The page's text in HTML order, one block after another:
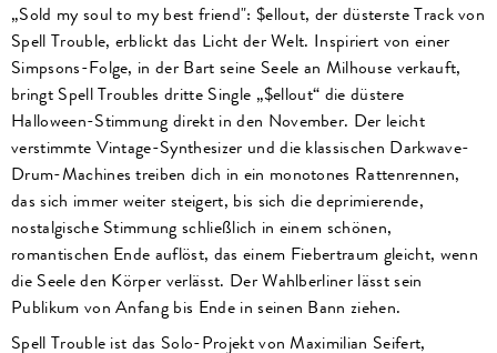
„Sold my soul to my best friend": $ellout, der düsterste Track von
Spell Trouble, erblickt das Licht der Welt. Inspiriert von einer
Simpsons-Folge, in der Bart seine Seele an Milhouse verkauft,
bringt Spell Troubles dritte Single „$ellout“ die düstere
Halloween-Stimmung direkt in den November. Der leicht
verstimmte Vintage-Synthesizer und die klassischen Darkwave-
Drum-Machines treiben dich in ein monotones Rattenrennen,
das sich immer weiter steigert, bis sich die deprimierende,
nostalgische Stimmung schließlich in einem schönen,
romantischen Ende auflöst, das einem Fiebertraum gleicht, wenn
die Seele den Körper verlässt. Der Wahlberliner lässt sein
Publikum von Anfang bis Ende in seinen Bann ziehen.
Spell Trouble ist das Solo-Projekt von Maximilian Seifert,